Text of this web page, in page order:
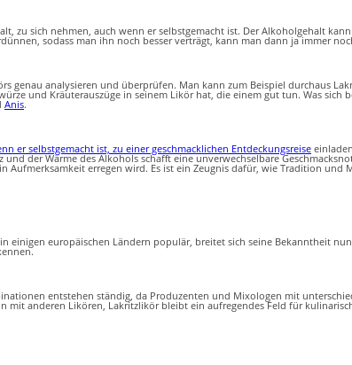
sich nehmen, auch wenn er selbstgemacht ist. Der Alkoholgehalt
sodass man ihn noch besser verträgt, kann man dann ja immer
genau analysieren und überprüfen. Man kann zum Beispiel durchaus
und Kräuterauszüge in seinem Likör hat, die einem gut tun. Was
Anis.
er selbstgemacht ist, zu einer geschmacklichen Entdeckungsreise
der Wärme des Alkohols schafft eine unverwechselbare
erregen wird. Es ist ein Zeugnis dafür, wie Tradition und
einigen europäischen Ländern populär, breitet sich seine Bekanntheit
entstehen ständig, da Produzenten und Mixologen mit
anderen Likören, Lakritzlikör bleibt ein aufregendes Feld für